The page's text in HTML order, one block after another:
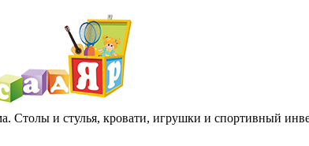
Столы и стулья, кровати, игрушки и спортивный